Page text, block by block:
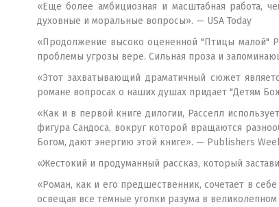
«Еще более амбициозная и масштабная работа,
духовные и моральные вопросы». — USA Today
«Продолжение высоко оцененной "Птицы малой"
проблемы угрозы вере. Сильная проза и
«Этот захватывающий драматичный сюжет
романе вопросах о наших душах придает "Детям
«Как и в первой книге дилогии, Расселл
фигура Сандоса, вокруг которой вращаются
Богом, дают энергию этой книге». — Publishers
«Жестокий и продуманный рассказ, который
«Роман, как и его предшественник, сочетает в
освещая все темные уголки разума в